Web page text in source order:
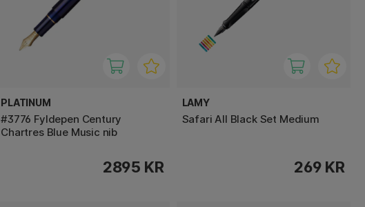
PLATINUM
#3776 Fyldepen Century
Chartres Blue Music nib
2895 KR
LAMY
Safari All Black Set Medium
269 KR